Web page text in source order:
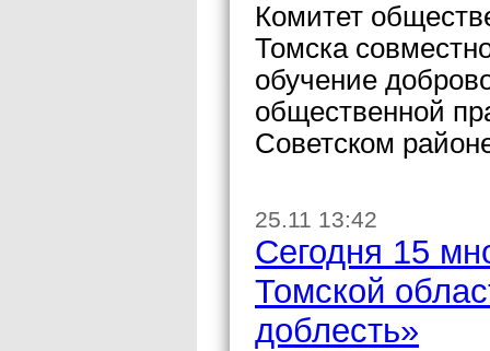
Комитет
Томска
обучение
общественной
Советском
25.11 13:42
Сегодня 15
Томской
доблесть»